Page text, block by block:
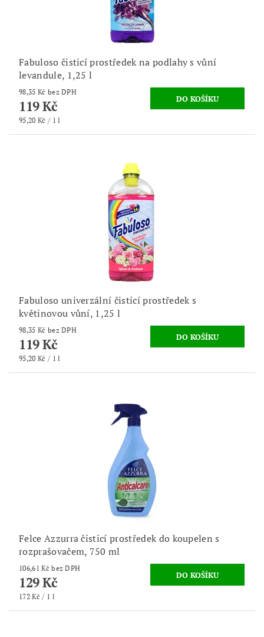
Fabuloso čisticí prostředek na podlahy s vůní
levandule, 1,25 l
98,35 Kč bez DPH
119 Kč
95,20 Kč / 1 l
Fabuloso univerzální čistící prostředek s
květinovou vůní, 1,25 l
98,35 Kč bez DPH
119 Kč
95,20 Kč / 1 l
Felce Azzurra čisticí prostředek do koupelen s
rozprašovačem, 750 ml
106,61 Kč bez DPH
129 Kč
172 Kč / 1 l